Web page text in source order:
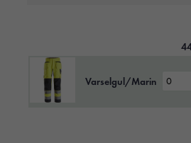
Varselgul/Marin